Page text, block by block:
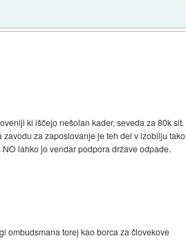
ki iščejo nešolan kader, seveda za 80k sit.
za zaposlovanje je teh del v izobilju tako
lahko jo vendar podpora države odpade.
ombudsmana torej kao borca za človekove